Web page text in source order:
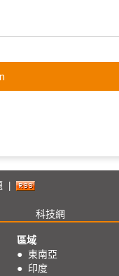
科技網
區域
● 東南亞
● 印度